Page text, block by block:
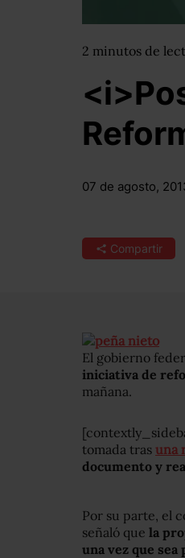
2 minutos de
07 de agosto,
Compartir
El gobierno
iniciativa de
mañana.
tomada tras una
documento y
Por su parte, el
señaló que la
una vez que